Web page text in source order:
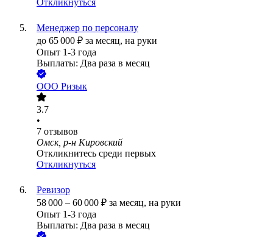
Откликнуться
Менеджер по персоналу
до 65 000 ₽ за месяц, на руки
Опыт 1-3 года
Выплаты: Два раза в месяц
ООО Ризык
3.7
•
7 отзывов
Омск, р-н Кировский
Откликнитесь среди первых
Откликнуться
Ревизор
58 000 – 60 000 ₽ за месяц, на руки
Опыт 1-3 года
Выплаты: Два раза в месяц